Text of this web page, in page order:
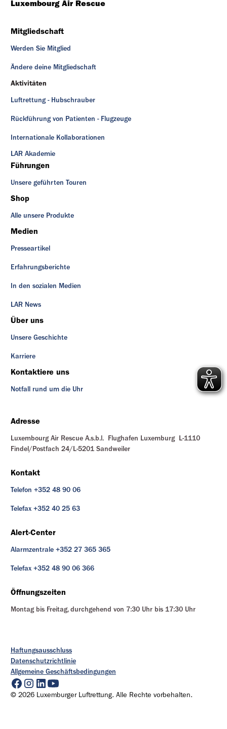
Luxembourg Air Rescue
Mitgliedschaft
Werden Sie Mitglied
Ändere deine Mitgliedschaft
Aktivitäten
Luftrettung - Hubschrauber
Rückführung von Patienten - Flugzeuge
Internationale Kollaborationen
LAR Akademie
Führungen
Unsere geführten Touren
Shop
Alle unsere Produkte
Medien
Presseartikel
Erfahrungsberichte
In den sozialen Medien
LAR News
Über uns
Unsere Geschichte
Karriere
Kontaktiere uns
Notfall rund um die Uhr
Adresse
Luxembourg Air Rescue A.s.b.l. Flughafen Luxemburg L-1110
Findel/Postfach 24/L-5201 Sandweiler
Kontakt
Telefon +352 48 90 06
Telefax +352 40 25 63
Alert-Center
Alarmzentrale +352 27 365 365
Telefax +352 48 90 06 366
Öffnungszeiten
Montag bis Freitag, durchgehend von 7:30 Uhr bis 17:30 Uhr
© 2026 Luxemburger Luftrettung. Alle Rechte vorbehalten.
Haftungsausschluss
Datenschutzrichtlinie
Allgemeine Geschäftsbedingungen